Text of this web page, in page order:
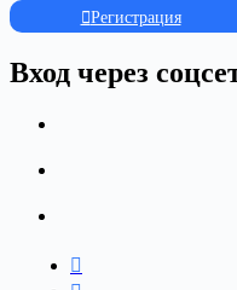
Регистрация
Вход через